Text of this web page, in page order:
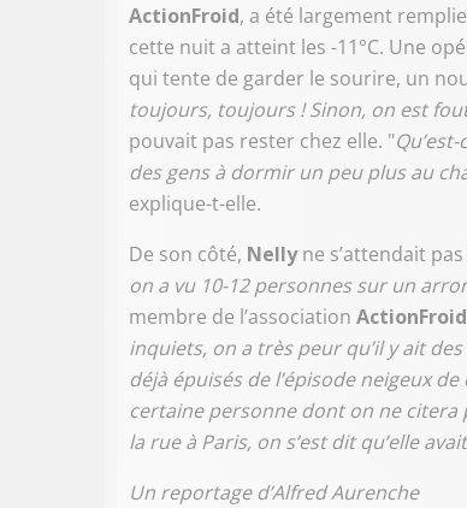
ActionFroid, a été largement
cette nuit a atteint les -11°C. Une
qui tente de garder le sourire, un
toujours, toujours ! Sinon, on est
pouvait pas rester chez elle. "
des gens à dormir un peu plus au
explique-t-elle.
De son côté, Nellyne s’attendait
on a vu 10-12 personnes sur un
membre de l’association ActionFroid
inquiets, on a très peur qu’il y ait
déjà épuisés de l’épisode neigeux
certaine personne dont on ne citera
la rue à Paris, on s’est dit qu’elle
Un reportage d’Alfred Aurenche